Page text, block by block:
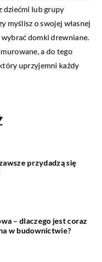
dziećmi lub grupy
myślisz o swojej własnej
domki drewniane.
a do tego
uprzyjemni każdy
przydadzą się
– dlaczego jest coraz
w budownictwie?